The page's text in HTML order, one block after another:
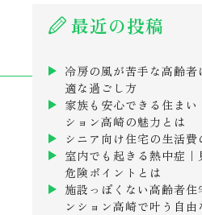
最近の投稿
冷房の風が苦手な高齢
適な過ごし方
家族も安心できる住まい
ション高崎の魅力とは
シニア向け住宅の生活費
室内でも起きる熱中症｜
危険ポイントとは
施設っぽくない高齢者住
ンション高崎で叶う自由